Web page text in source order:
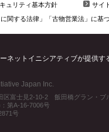
ュリティ基本方針
サイ
に関する法律」「古物営業法」に基
ネットイニシアティブが提供
Japan Inc.
区富士見2-10-2 飯田橋グラン・ブ
第A-16-7006号
号